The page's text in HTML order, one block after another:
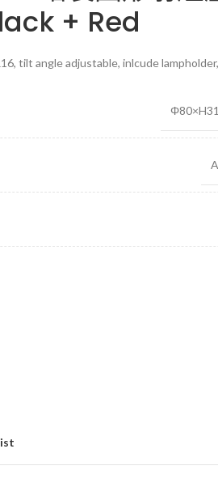
+ Red
tilt angle adjustable, inlcude